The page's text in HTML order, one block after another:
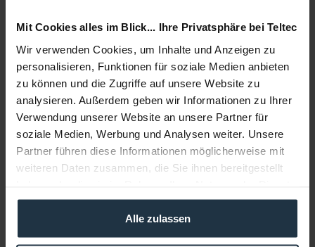
Mit Cookies alles im Blick... Ihre Privatsphäre bei Teltec
Wir verwenden Cookies, um Inhalte und Anzeigen zu
personalisieren, Funktionen für soziale Medien anbieten
zu können und die Zugriffe auf unsere Website zu
analysieren. Außerdem geben wir Informationen zu Ihrer
Verwendung unserer Website an unsere Partner für
soziale Medien, Werbung und Analysen weiter. Unsere
Partner führen diese Informationen möglicherweise mit
weiteren Daten zusammen, die Sie ihnen bereitgestellt
gesammelt haben.
Alle zulassen
Medien
Infos zu Hersteller & Produktsicherheit
Folgende Infos zum Hersteller sind verfübar......
Weitere Artikel von Miller ansehen